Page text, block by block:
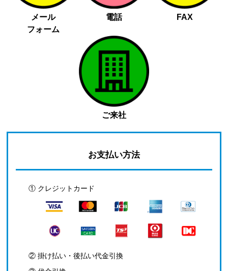
メール
フォーム
電話 FAX
ご来社
お支払い方法
① クレジットカード
② 掛け払い・後払い代金引換